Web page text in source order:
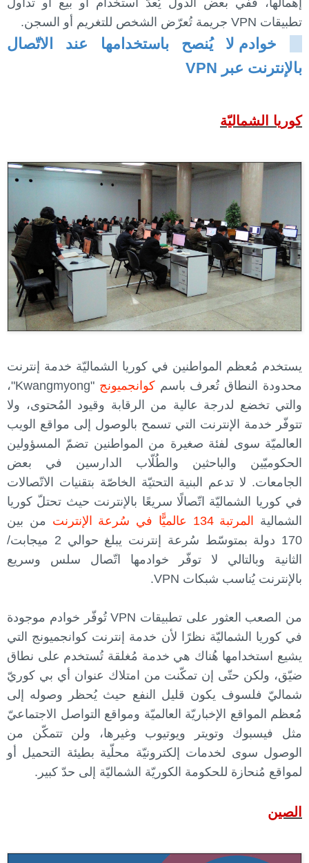
تطبيقات VPN جريمة تُعرّض الشخص للتغريم أو السجن.
خوادم لا يُنصح باستخدامها عند الاتّصال
بالإنترنت عبر VPN
كوريا الشماليّة
يستخدم مُعظم المواطنين في كوريا الشماليّة خدمة إنترنت
محدودة النطاق تُعرف باسمكوانجميونج
"Kwangmyong"،
والتي تخضع لدرجة عالية من الرقابة وقيود المُحتوى، ولا
تتوفّر خدمة الإنترنت التي تسمح بالوصول إلى مواقع الويب
العالميّة سوى لفئة صغيرة من المواطنين تضمّ المسؤولين
الحكوميّين والباحثين والطُلّاب الدارسين في بعض
الجامعات. لا تدعم البنية التحتيّة الخاصّة بتقنيات الاتّصالات
في كوريا الشماليّة اتّصالًا سريعًا بالإنترنت حيث تحتلّ كوريا
الشمالية
المرتبة 134 عالميًّا في سُرعة الإنترنت
من بين
170 دولة بمتوسّط سُرعة إنترنت يبلغ حوالي 2 ميجابت/
الثانية وبالتالي لا توفّر خوادمها اتّصال سلس وسريع
بالإنترنت يُناسب شبكات VPN.
من الصعب العثور على تطبيقات VPN تُوفّر خوادم موجودة
في كوريا الشماليّة نظرًا لأن خدمة إنترنت كوانجميونج التي
يشيع استخدامها هُناك هي خدمة مُغلقة تُستخدم على نطاق
ضيّق، ولكن حتّى إن تمكّنت من امتلاك عنوان أي بي كوريّ
شماليّ فلسوف يكون قليل النفع حيث يُحظر وصوله إلى
مُعظم المواقع الإخباريّة العالميّة ومواقع التواصل الاجتماعيّ
مثل فيسبوك وتويتر ويوتيوب وغيرها، ولن تتمكّن من
الوصول سوى لخدمات إلكترونيّة محلّية بطيئة التحميل أو
لمواقع مُنحازة للحكومة الكوريّة الشماليّة إلى حدّ كبير.
الصين